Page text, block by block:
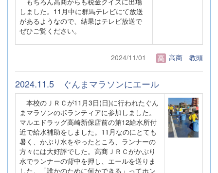
しました。11月中に群馬テレビにて放送
があるようなので、結果はテレビ放送で
ぜひご覧ください。
2024/11/01 高商 教頭
2024.11.5 ぐんまマラソンにエール
本校のＪＲＣが11月3日(日)に行われたぐん
まマラソンのボランティアに参加しました。
マルエドラッグ高崎新保店前の第12給水所付
近で給水補助をしました。11月なのにとても
暑く、かぶり水をやったところ、ランナーの
方々には大好評でした。高商ＪＲＣがかぶり
水でランナーの背中を押し、エールを送りま
した。「誰かのために何かできる」ってホン